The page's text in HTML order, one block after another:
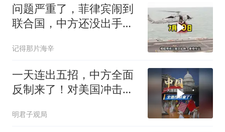
问题严重了，菲律宾闹到
联合国，中方还没出手，
记得那片海辛
一天连出五招，中方全面
反制来了！对美国冲击有
明君子观局